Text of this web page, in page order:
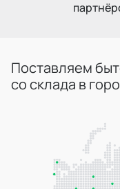
Поставляем
со склада в